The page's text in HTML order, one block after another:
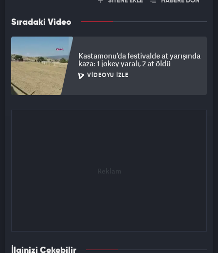
Sıradaki Video
Kastamonu’da festivalde at yarışında
kaza: 1 jokey yaralı, 2 at öldü
VIDEOYU İZLE
İlginizi Çekebilir